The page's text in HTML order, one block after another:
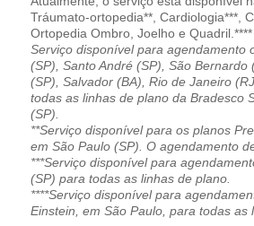
Tráumato-ortopedia**, Cardiologia***,
Ortopedia Ombro, Joelho e Quadril.****
Serviço disponível para agendamento
(SP), Santo André (SP), São
(SP), Salvador (BA), Rio de Janeiro
todas as linhas de plano da Bradesco
(SP).
**Serviço disponível para os planos
em São Paulo (SP). O agendamento
***Serviço disponível para
(SP) para todas as linhas de plano.
****Serviço disponível para
Einstein, em São Paulo, para todas as